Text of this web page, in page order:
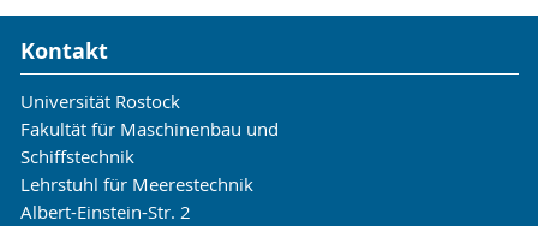
Kontakt
Universität Rostock
Fakultät für Maschinenbau und
Schiffstechnik
Lehrstuhl für Meerestechnik
Albert-Einstein-Str. 2